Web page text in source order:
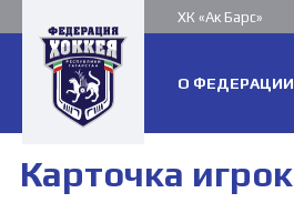
ХК «Ак Барс»
О ФЕДЕРАЦИИ
Карточка